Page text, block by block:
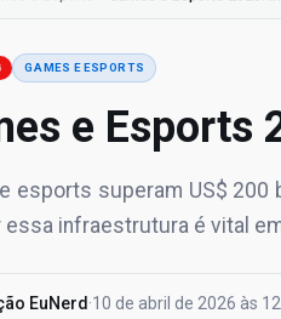
GAMES E ESPORTS
e
esports superam US$
essa infraestrutura é vital
EuNerd ·10 de abril de 2026 às